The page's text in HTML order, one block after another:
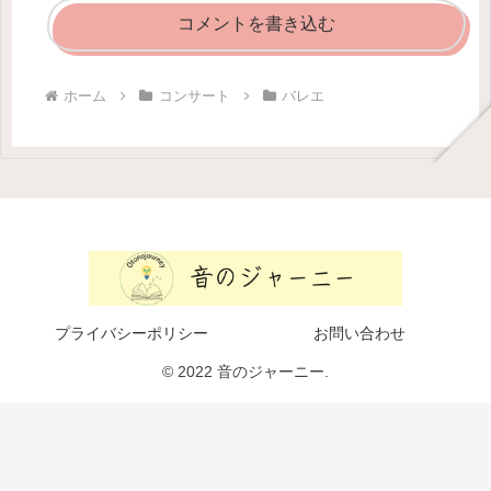
コメントを書き込む
ホーム コンサート バレエ
プライバシーポリシー お問い合わせ
© 2022 音のジャーニー.